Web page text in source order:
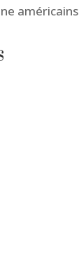
américains